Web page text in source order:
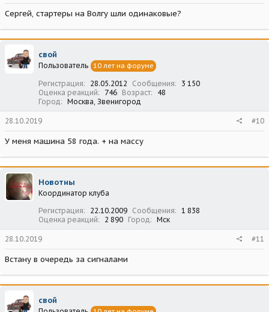
Сергей, стартеры на Волгу шли одинаковые?
свой
Пользователь 10 лет на форуме
Регистрация 28.05.2012 Сообщения
3 150
Оценка реакций
746 Возраст
48
Город
Москва, Звенигород
28.10.2019 #10
У меня машина 58 года. + на массу
Новотны
Координатор клуба
Регистрация
22.10.2009 Сообщения
1 838
Оценка реакций
2 890 Город Мск
28.10.2019 #11
Встану в очередь за сигналами
свой